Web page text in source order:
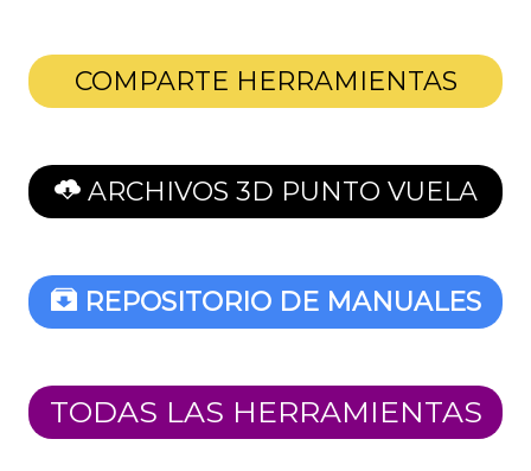
COMPARTE HERRAMIENTAS
ARCHIVOS 3D PUNTO VUELA
REPOSITORIO DE MANUALES
TODAS LAS HERRAMIENTAS